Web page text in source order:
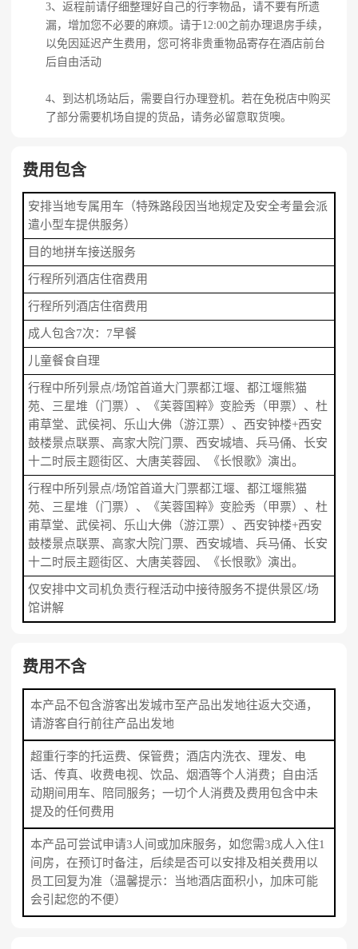
3、返程前请仔细整理好自己的行李物品，请不要有所遗
漏，增加您不必要的麻烦。请于12:00之前办理退房手续，
以免因延迟产生费用，您可将非贵重物品寄存在酒店前台
后自由活动
4、到达机场站后，需要自行办理登机。若在免税店中购买
了部分需要机场自提的货品，请务必留意取货噢。
费用包含
安排当地专属用车（特殊路段因当地规定及安全考量会派
遣小型车提供服务）
目的地拼车接送服务
行程所列酒店住宿费用
行程所列酒店住宿费用
成人包含7次：7早餐
儿童餐食自理
行程中所列景点/场馆首道大门票都江堰、都江堰熊猫
苑、三星堆（门票）、《芙蓉国粹》变脸秀（甲票）、杜
甫草堂、武侯祠、乐山大佛（游江票）、西安钟楼+西安
鼓楼景点联票、高家大院门票、西安城墙、兵马俑、长安
十二时辰主题街区、大唐芙蓉园、《长恨歌》演出。
行程中所列景点/场馆首道大门票都江堰、都江堰熊猫
苑、三星堆（门票）、《芙蓉国粹》变脸秀（甲票）、杜
甫草堂、武侯祠、乐山大佛（游江票）、西安钟楼+西安
鼓楼景点联票、高家大院门票、西安城墙、兵马俑、长安
十二时辰主题街区、大唐芙蓉园、《长恨歌》演出。
仅安排中文司机负责行程活动中接待服务不提供景区/场
馆讲解
费用不含
本产品不包含游客出发城市至产品出发地往返大交通，
请游客自行前往产品出发地
超重行李的托运费、保管费；酒店内洗衣、理发、电
话、传真、收费电视、饮品、烟酒等个人消费；自由活
动期间用车、陪同服务；一切个人消费及费用包含中未
提及的任何费用
本产品可尝试申请3人间或加床服务，如您需3成人入住1
间房，在预订时备注，后续是否可以安排及相关费用以
员工回复为准（温馨提示：当地酒店面积小，加床可能
会引起您的不便）